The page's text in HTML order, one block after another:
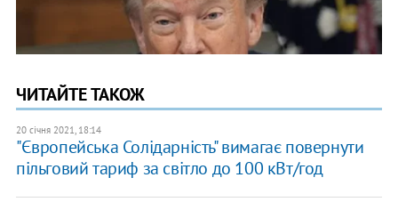
ЧИТАЙТЕ ТАКОЖ
20 січня 2021, 18:14
"Європейська Солідарність" вимагає повернути
пільговий тариф за світло до 100 кВт/год